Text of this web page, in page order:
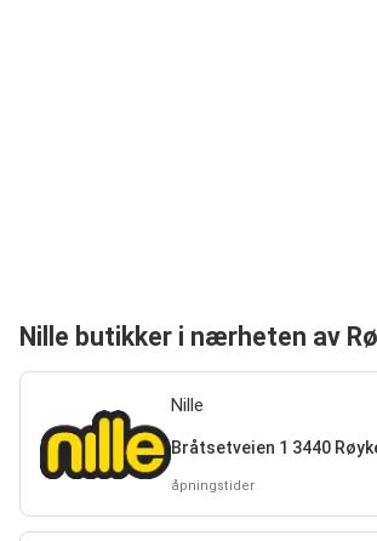
Nille butikker i nærheten av
Nille
Bråtsetveien 1 3440
åpningstider